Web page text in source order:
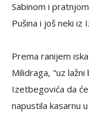
Sabinom i
Pušina i još neki
Prema ranijem
Milidraga, "uz lažni
Izetbegovića da
napustila kasarnu